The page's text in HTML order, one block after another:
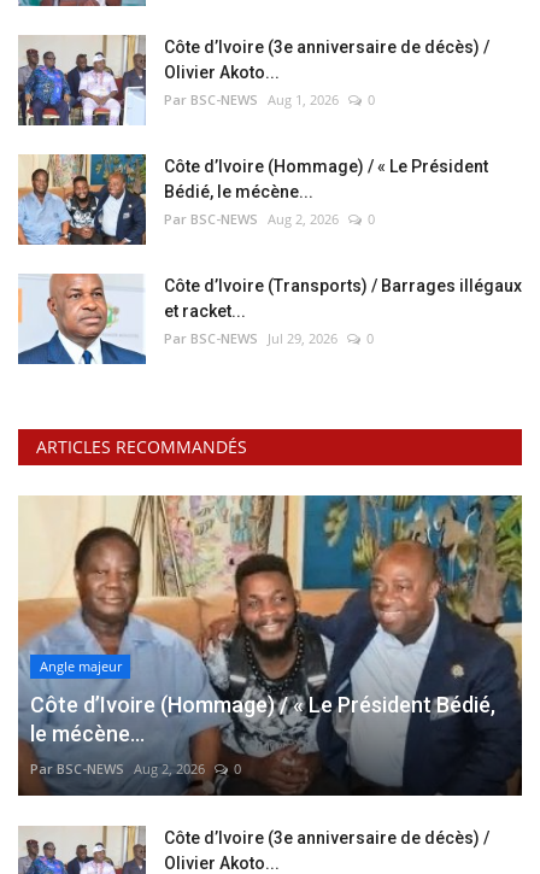
Côte d’Ivoire (3e anniversaire de décès) /
Olivier Akoto...
Par BSC-NEWS Aug 1, 2026 0
Côte d’Ivoire (Hommage) / « Le Président
Bédié, le mécène...
Par BSC-NEWS Aug 2, 2026 0
Côte d’Ivoire (Transports) / Barrages illégaux
et racket...
Par BSC-NEWS Jul 29, 2026 0
ARTICLES RECOMMANDÉS
Angle majeur
Côte d’Ivoire (Hommage) / « Le Président Bédié,
le mécène...
Par BSC-NEWS Aug 2, 2026 0
Côte d’Ivoire (3e anniversaire de décès) /
Olivier Akoto...